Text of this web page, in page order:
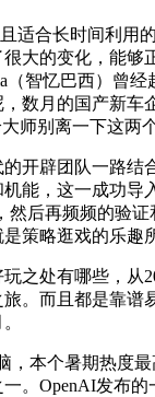
合长时间利用
大的变化，能
智忆巴西）曾
数月的国产新
师别离一下这两
辟团队一路结
能，这一成功
后再频频的验
策略逛戏的乐趣
处有哪些，从
。而且都是靠
本个暑期热度
OpenAI发布